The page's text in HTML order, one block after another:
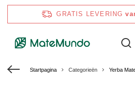
GRATIS LEVERING
Startpagina Categorieën Yerba